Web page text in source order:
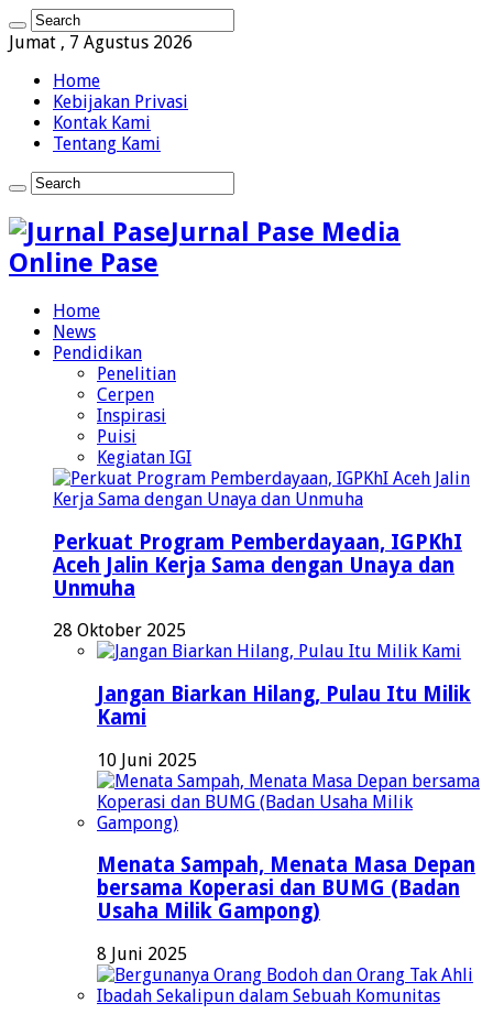
Jumat , 7 Agustus 2026
Home
Kebijakan Privasi
Kontak Kami
Tentang Kami
Jurnal Pase Media
Online Pase
Home
News
Pendidikan
Penelitian
Cerpen
Inspirasi
Puisi
Kegiatan IGI
Perkuat Program Pemberdayaan, IGPKhI
Aceh Jalin Kerja Sama dengan Unaya dan
Unmuha
28 Oktober 2025
Jangan Biarkan Hilang, Pulau Itu Milik
Kami
10 Juni 2025
Menata Sampah, Menata Masa Depan
bersama Koperasi dan BUMG (Badan
Usaha Milik Gampong)
8 Juni 2025